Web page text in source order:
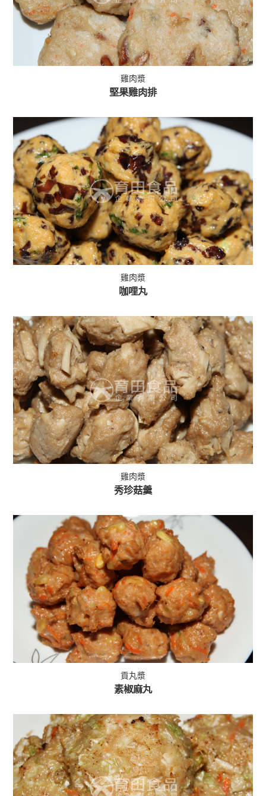
雞肉漿
堅果雞肉排
雞肉漿
咖哩丸
雞肉漿
秀珍菇羹
貢丸漿
素椒麻丸